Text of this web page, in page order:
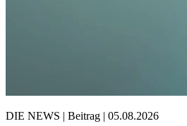
DIE NEWS | Beitrag | 05.08.2026